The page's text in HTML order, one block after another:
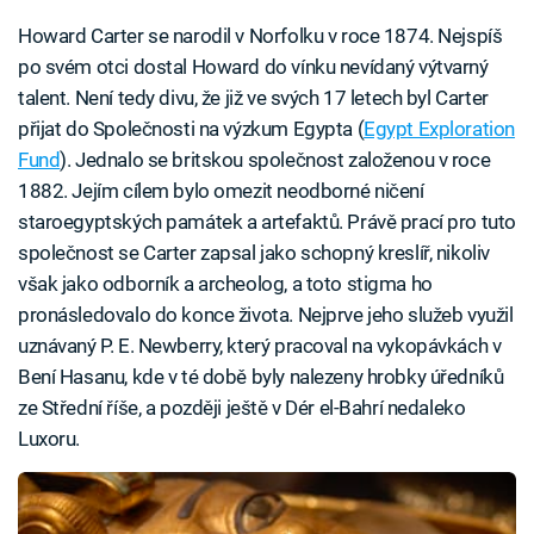
Howard Carter se narodil v Norfolku v roce 1874. Nejspíš
po svém otci dostal Howard do vínku nevídaný výtvarný
talent. Není tedy divu, že již ve svých 17 letech byl Carter
přijat do Společnosti na výzkum Egypta (Egypt Exploration
Fund). Jednalo se britskou společnost založenou v roce
1882. Jejím cílem bylo omezit neodborné ničení
staroegyptských památek a artefaktů. Právě prací pro tuto
společnost se Carter zapsal jako schopný kreslíř, nikoliv
však jako odborník a archeolog, a toto stigma ho
pronásledovalo do konce života. Nejprve jeho služeb využil
uznávaný P. E. Newberry, který pracoval na vykopávkách v
Bení Hasanu, kde v té době byly nalezeny hrobky úředníků
ze Střední říše, a později ještě v Dér el-Bahrí nedaleko
Luxoru.